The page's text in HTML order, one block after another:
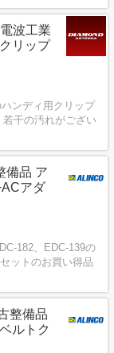
波工業
リップ
ンディ用クリップ
干の汚れがござい
備品 ア
アダ
182、EDC-139の
ットのお買い得品
整備品
ルトク